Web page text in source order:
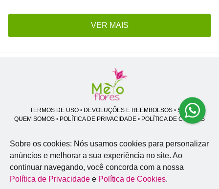
VER MAIS
TERMOS DE USO• DEVOLUÇÕES E REEMBOLSOS• SAC
QUEM SOMOS • POLÍTICA DE PRIVACIDADE • POLÍTICA DE COOKIES
Melo Flores | CNPJ: 27.662.413/0001-98
Professor José Lourenço - Travessa cinco, 27 - Vila Zat - São Paulo - SP -
02.977-020
Sobre os cookies: Nós usamos cookies para personalizar
anúncios e melhorar a sua experiência no site. Ao
continuar navegando, você concorda com a nossa
Política de Privacidade e Política de Cookies.